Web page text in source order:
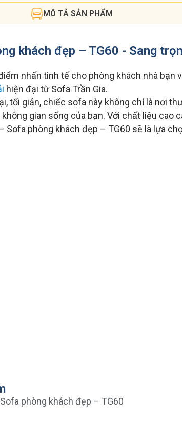
MÔ TẢ SẢN PHẨM
khách đẹp – TG60 - Sang
nhấn tinh tế cho phòng khách nhà bạn
hiện đại từ Sofa Trần Gia.
tối giản, chiếc sofa này không chỉ là nơi
gian sống của bạn. Với chất liệu cao
Sofa phòng khách đẹp – TG60 sẽ là lựa
phòng khách đẹp – TG60